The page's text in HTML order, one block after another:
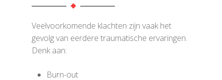
Veelvoorkomende klachten zijn vaak het
gevolg van eerdere traumatische ervaringen.
Denk aan:
Burn-out